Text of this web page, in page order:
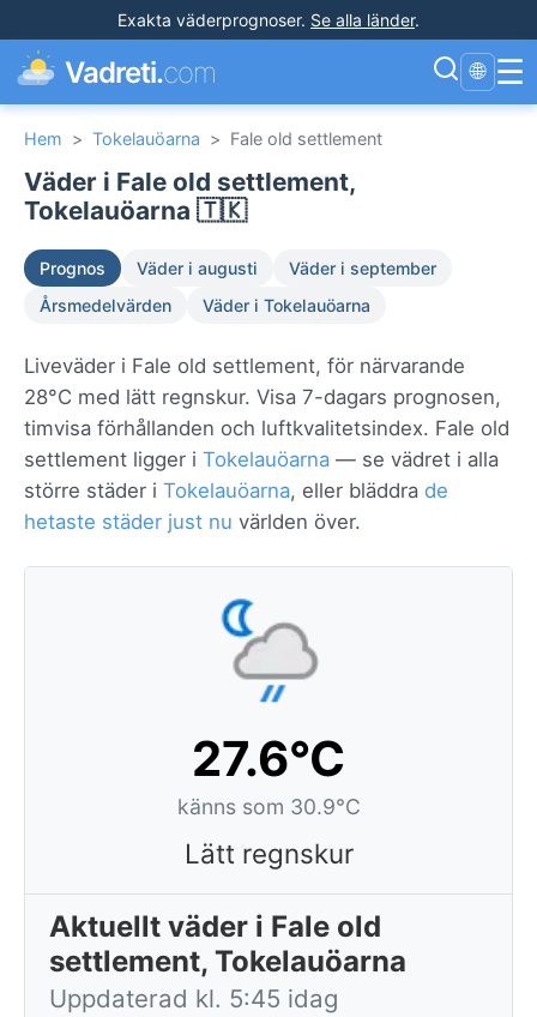
Exakta väderprognoser. Se alla länder.
Vadreti.com 🌐 ☰
Hem > Tokelauöarna > Fale old settlement
Väder i Fale old settlement,
Tokelauöarna 🇹🇰
Prognos Väder i augusti
Väder i september
Årsmedelvärden
Väder i Tokelauöarna
Liveväder i Fale old settlement, för närvarande
28°C med lätt regnskur. Visa 7-dagars prognosen,
timvisa förhållanden och luftkvalitetsindex. Fale old
settlement ligger i Tokelauöarna — se vädret i alla
större städer i Tokelauöarna, eller bläddra de
hetaste städer just nu världen över.
27.6°C
känns som 30.9°C
Lätt regnskur
Aktuellt väder i Fale old
settlement, Tokelauöarna
Uppdaterad kl. 5:45 idag